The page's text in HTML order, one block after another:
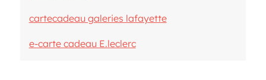
cartecadeau galeries lafayette
e-carte cadeau E.leclerc